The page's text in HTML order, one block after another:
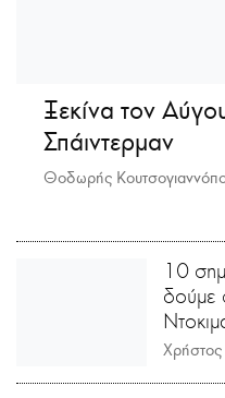
Ξεκίνα τον
Σπάιντερμαν
Θοδωρής
10
δούμε